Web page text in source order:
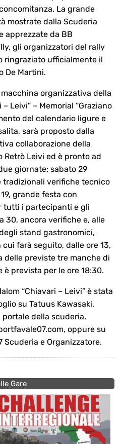
La grande
mostrate dalla Scuderia
apprezzate da BB
gli organizzatori del rally
ringraziato ufficialmente il
De Martini.
organizzativa della
Leivi” – Memorial “Graziano
del calendario ligure e
sarà proposto dalla
collaborazione della
Retrò Leivi ed è pronto ad
giornate: sabato 29
verifiche tecnico
grande festa con
tutti i partecipanti e gli
30, ancora verifiche e, alle
stand gastronomici,
cui farà seguito, dalle ore 13,
delle previste tre manche di
è prevista per le ore 18:30.
“Chiavari – Leivi” è stata
su Tatuus Kawasaki.
della scuderia,
oppure su
Scuderia e Organizzatore.
Gare